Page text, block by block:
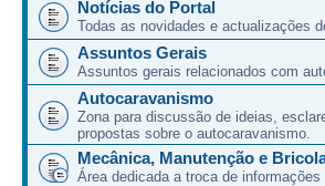
Notícias do Portal
Todas as novidades e actualizações
Assuntos Gerais
Assuntos gerais relacionados com
Autocaravanismo
Zona para discussão de ideias,
propostas sobre o autocaravanismo.
Mecânica, Manutenção e
Área dedicada a troca de